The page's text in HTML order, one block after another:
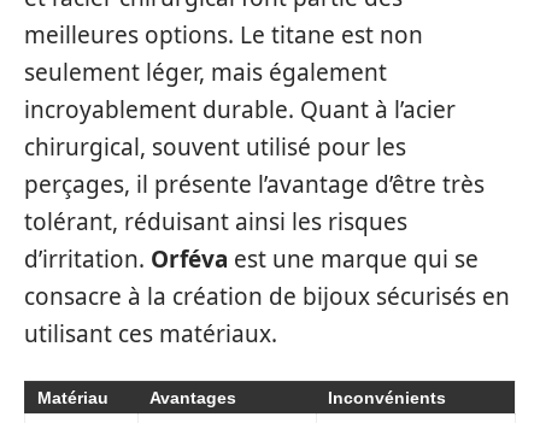
meilleures options. Le titane est non
seulement léger, mais également
incroyablement durable. Quant à l’acier
chirurgical, souvent utilisé pour les
perçages, il présente l’avantage d’être très
tolérant, réduisant ainsi les risques
d’irritation. Orféva est une marque qui se
consacre à la création de bijoux sécurisés en
utilisant ces matériaux.
Matériau Avantages Inconvénients